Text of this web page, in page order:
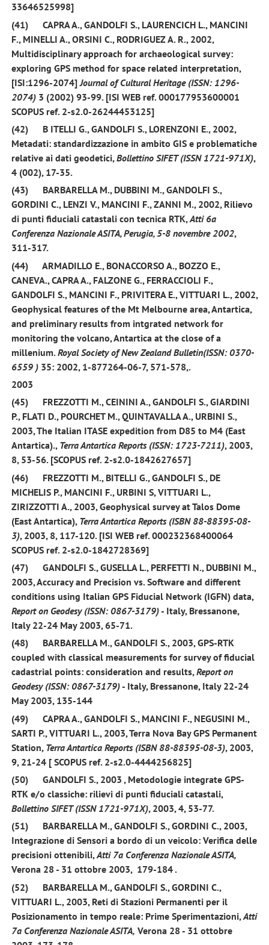
33646525998]
(41)
CAPRA A., GANDOLFI S., LAURENCICH L., MANCINI
F., MINELLI A., ORSINI C., RODRIGUEZ A. R., 2002,
Multidisciplinary approach for archaeological survey:
exploring GPS method for space related interpretation,
[ISI:1296-2074]Journal of Cultural Heritage (ISSN: 1296-
2074) 3 (2002) 93-99. [ISI WEB ref. 000177953600001
SCOPUS ref. 2-s2.0-26244453125]
(42)
B ITELLI G., GANDOLFI S., LORENZONI E., 2002,
Metadati: standardizzazione in ambito GIS e problematiche
relative ai dati geodetici, Bollettino SIFET (ISSN 1721-971X),
4 (002), 17-35.
(43)
BARBARELLA M., DUBBINI M.,GANDOLFI S.,
GORDINI C., LENZI V., MANCINI F., ZANNI M., 2002, Rilievo
di punti fiduciali catastali con tecnica RTK,Atti 6a
Conferenza Nazionale ASITA, Perugia, 5-8 novembre 2002,
311-317.
(44)
ARMADILLO E., BONACCORSO A., BOZZO E.,
CANEVA., CAPRA A., FALZONE G., FERRACCIOLI F.,
GANDOLFI S., MANCINI F., PRIVITERA E., VITTUARI L., 2002,
Geophysical features of the Mt Melbourne area, Antartica,
and preliminary results from intgrated network for
monitoring the volcano,Antartica at the close of a
millenium. Royal Society of New Zealand Bulletin(ISSN: 0370-
6559) 35: 2002, 1-877264-06-7, 571-578,.
2003
(45)
FREZZOTTI M., CEININI A.,GANDOLFI S., GIARDINI
P., FLATI D., POURCHET M., QUINTAVALLA A., URBINI S.,
2003, The Italian ITASE expedition from D85 to M4 (East
Antartica)., Terra Antartica Reports (ISSN: 1723-7211), 2003,
8, 53-56. [SCOPUS ref. 2-s2.0-1842627657]
(46)
FREZZOTTI M., BITELLI G., GANDOLFI S.,DE
MICHELIS P., MANCINI F., URBINI S, VITTUARI L.,
ZIRIZZOTTI A., 2003, Geophysical survey at Talos Dome
(East Antartica), Terra Antartica Reports (ISBN 88-88395-08-
3), 2003, 8, 117-120. [ISI WEB ref. 000232368400064
SCOPUS ref. 2-s2.0-1842728369]
(47)
GANDOLFI S.,GUSELLA L., PERFETTI N., DUBBINI M.,
2003, Accuracy and Precision vs. Software and different
conditions using Italian GPS Fiducial Network (IGFN) data,
Report on Geodesy (ISSN: 0867-3179)- Italy, Bressanone,
Italy 22-24 May 2003, 65-71.
(48)
BARBARELLA M.,GANDOLFI S., 2003,GPS-RTK
coupled with classical measurements for survey of fiducial
cadastrial points: consideration and results,Report on
Geodesy (ISSN: 0867-3179)- Italy, Bressanone, Italy 22-24
May 2003, 135-144
(49)
CAPRA A., GANDOLFI S.,MANCINI F., NEGUSINI M.,
SARTI P., VITTUARI L., 2003, Terra Nova Bay GPS Permanent
Station, Terra Antartica Reports (ISBN 88-88395-08-3), 2003,
9, 21-24 [ SCOPUS ref. 2-s2.0-4444256825]
(50)
GANDOLFI S., 2003 , Metodologie integrate GPS-
RTK e/o classiche: rilievi di punti fiduciali catastali,
Bollettino SIFET (ISSN 1721-971X), 2003, 4,53-77.
(51)
BARBARELLA M.,GANDOLFI S.,GORDINI C., 2003,
Integrazione di Sensori a bordo di un veicolo: Verifica delle
precisioni ottenibili,Atti 7a Conferenza Nazionale ASITA,
Verona 28 - 31 ottobre 2003, 179-184 .
(52)
BARBARELLA M., GANDOLFI S.,GORDINI C.,
VITTUARI L., 2003,Reti di Stazioni Permanenti per il
Posizionamento in tempo reale: Prime Sperimentazioni, Atti
7a Conferenza Nazionale ASITA, Verona 28 - 31 ottobre